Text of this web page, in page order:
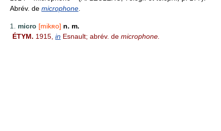
Abrév. de microphone
1. micro [mikʀo] n. m.
ÉTYM. 1915, in Esnault; abrév. de microphone.